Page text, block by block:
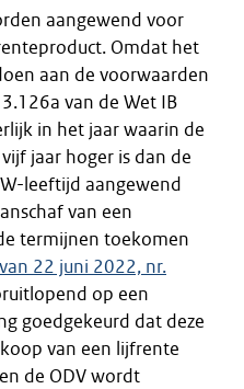
aangewend voor
Omdat het
aan de voorwaarden
van de Wet IB
in het jaar waarin de
jaar hoger is dan de
leeftijd aangewend
van een
termijnen toekomen
22 juni 2022, nr.
op een
goedgekeurd dat deze
van een lijfrente
de ODV wordt